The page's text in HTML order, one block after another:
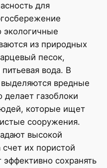
для
экологичные
из природных
песок,
вода. В
вредные
газоблоки
которые ищет
сооружения.
высокой
их пористой
сохранять